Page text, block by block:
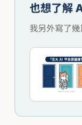
也想了解
我另外寫了